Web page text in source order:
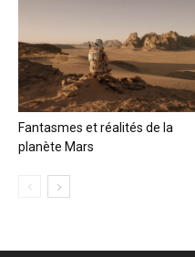
Fantasmes et réalités de la
planète Mars